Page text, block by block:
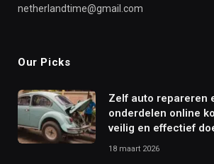
netherlandtime@gmail.com
Our Picks
Zelf auto repareren
onderdelen online
veilig en effectief
18 maart 2026